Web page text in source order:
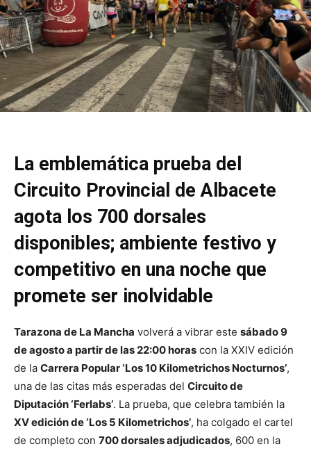
La emblemática prueba del
Circuito Provincial de Albacete
agota los 700 dorsales
disponibles; ambiente festivo y
competitivo en una noche que
promete ser inolvidable
Tarazona de La Mancha volverá a vibrar este sábado 9
de agosto a partir de las 22:00 horas con la XXIV edición
de la Carrera Popular ‘Los 10 Kilometrichos Nocturnos’,
una de las citas más esperadas del Circuito de
Diputación ‘Ferlabs’. La prueba, que celebra también la
XV edición de ‘Los 5 Kilometrichos’, ha colgado el cartel
de completo con 700 dorsales adjudicados, 600 en la